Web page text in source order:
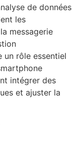
de données
les
messagerie
un rôle essentiel
intégrer des
et ajuster la